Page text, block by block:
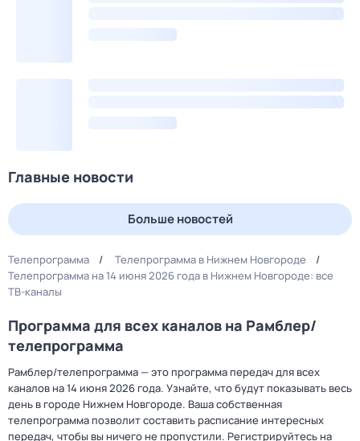
Главные новости
Больше новостей
Телепрограмма
Телепрограмма в Нижнем Новгороде
Телепрограмма на 14 июня 2026 года в Нижнем Новгороде: все
ТВ-каналы
Программа для всех каналов на Рамблер/
телепрограмма
Рамблер/телепрограмма — это программа передач для всех
каналов на 14 июня 2026 года. Узнайте, что будут показывать весь
день в городе Нижнем Новгороде. Ваша собственная
телепрограмма позволит составить расписание интересных
передач, чтобы вы ничего не пропустили. Регистрируйтесь на